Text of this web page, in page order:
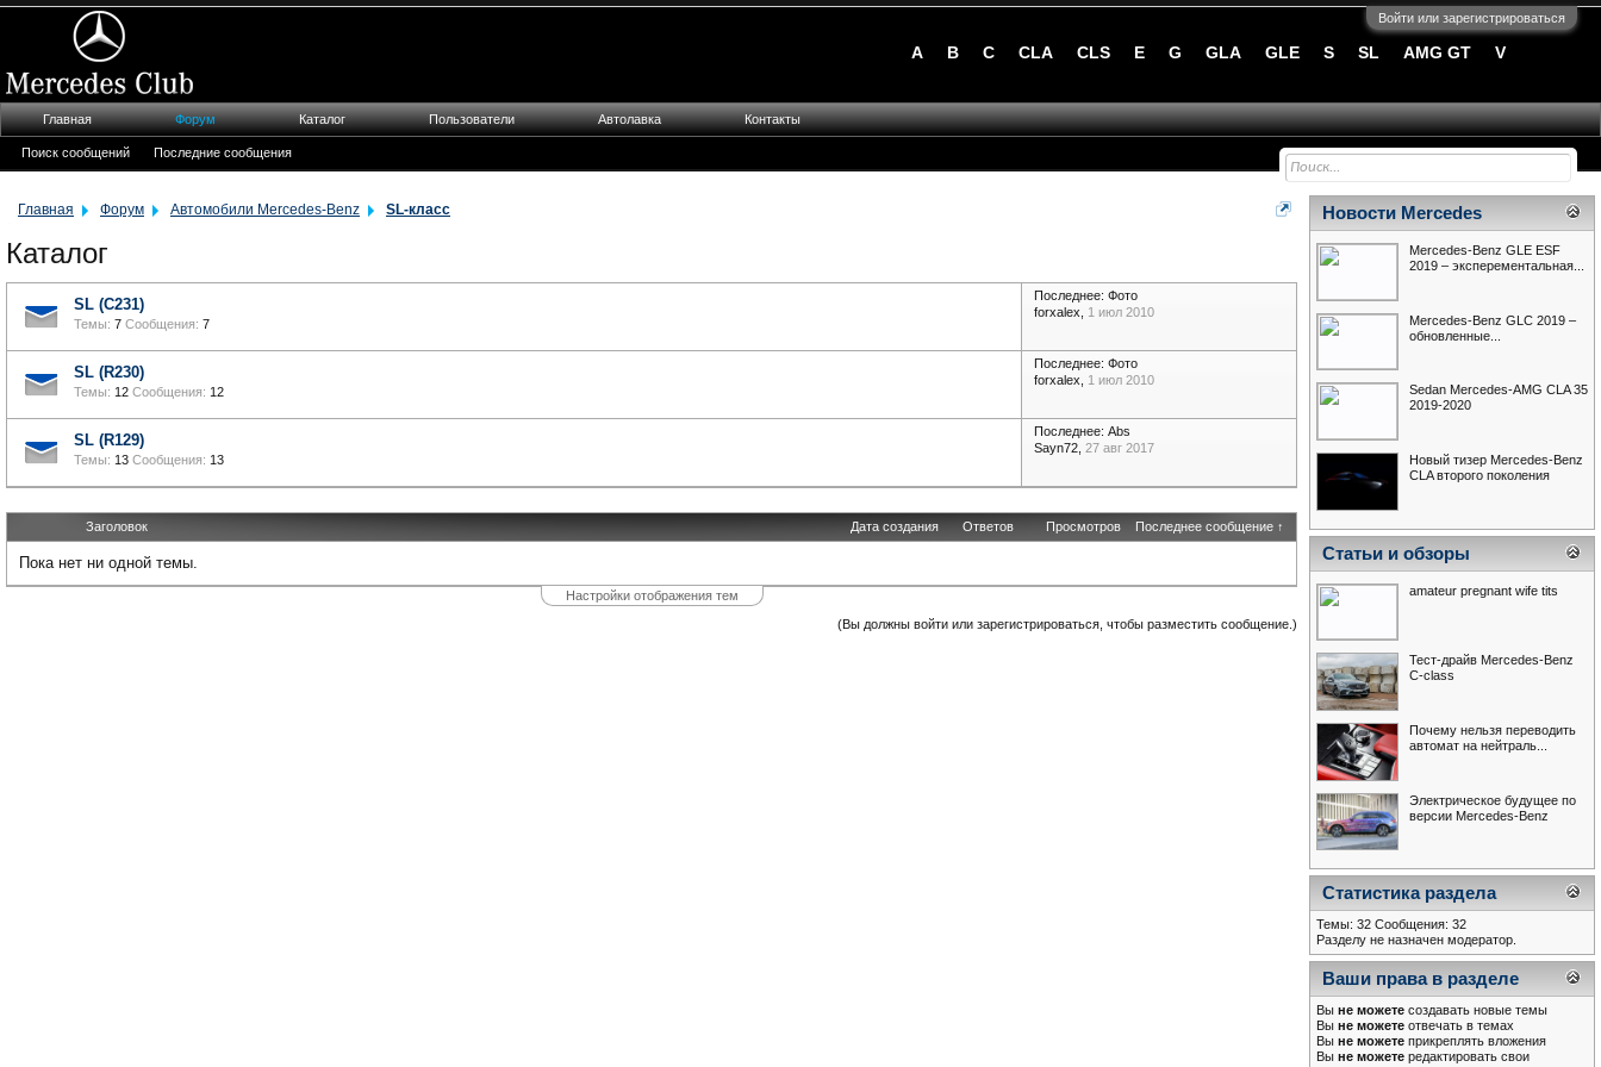
Войти или зарегистрироваться
Главная Форум Автомобили Mercedes-Benz SL-класс
Каталог
SL (C231)
Темы: 7 Сообщения: 7
Последнее: Фото
forxalex
1 июл 2010
SL (R230)
Темы: 12 Сообщения: 12
Последнее: Фото
forxalex
1 июл 2010
SL (R129)
Темы: 13 Сообщения: 13
Последнее: Abs
Sayn72 27 авг 2017
Заголовок Дата создания Ответов Просмотров Последнее сообщение ↑
Пока нет ни одной темы.
Настройки отображения тем
(Вы должны войти или зарегистрироваться, чтобы разместить сообщение.)
Новости Mercedes
Mercedes-Benz GLE ESF
2019 – эксперементальная...
Mercedes-Benz GLC 2019 –
обновленные...
Sedan Mercedes-AMG CLA 35
2019-2020
Новый тизер Mercedes-Benz
CLA второго поколения
Статьи и обзоры
amateur pregnant wife tits
Тест-драйв Mercedes-Benz
С-class
Почему нельзя переводить
автомат на нейтраль...
Электрическое будущее по
версии Mercedes-Benz
Статистика раздела
Темы: 32 Сообщения: 32
Разделу не назначен модератор.
Ваши права в разделе
Вы не можете создавать новые темы
Вы не можете отвечать в темах
Вы не можете прикреплять вложения
Вы не можете редактировать свои
A B C CLA CLS E G GLA GLE S SL AMG GT V
Главная Форум
Поиск сообщений Последние сообщения
Каталог Пользователи Автолавка Контакты